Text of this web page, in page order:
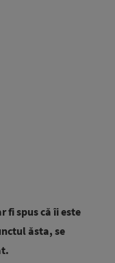
fi spus că îi este
ăsta, se